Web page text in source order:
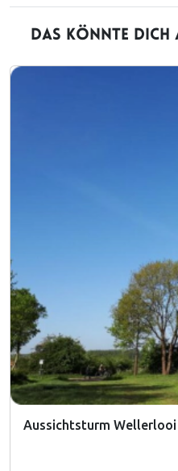
DAS KÖNNTE DICH
Aussichtsturm Wellerlooi